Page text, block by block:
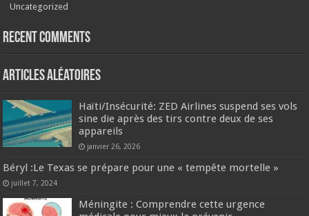
Uncategorized
Recent Comments
Articles aléatoires
Haïti/Insécurité: ZED Airlines suspend ses vols
sine die après des tirs contre deux de ses
appareils
janvier 26, 2026
Béryl :Le Texas se prépare pour une « tempête mortelle »
juillet 7, 2024
Méningite : Comprendre cette urgence